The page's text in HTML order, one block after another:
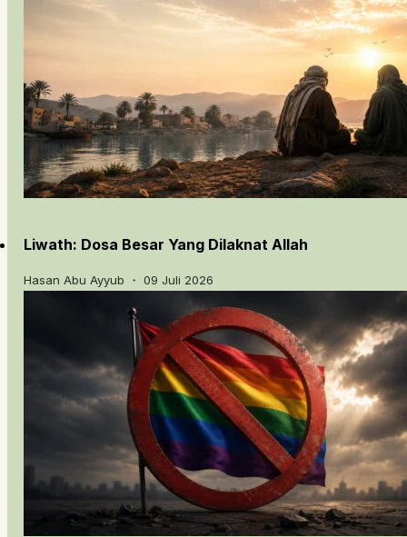
Liwath: Dosa Besar Yang Dilaknat Allah
Hasan Abu Ayyub ・ 09 Juli 2026